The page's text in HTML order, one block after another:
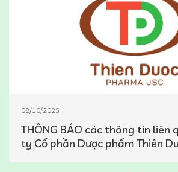
08/10/2025
THÔNG BÁO các thông tin liên
ty Cổ phần Dược phẩm Thiên